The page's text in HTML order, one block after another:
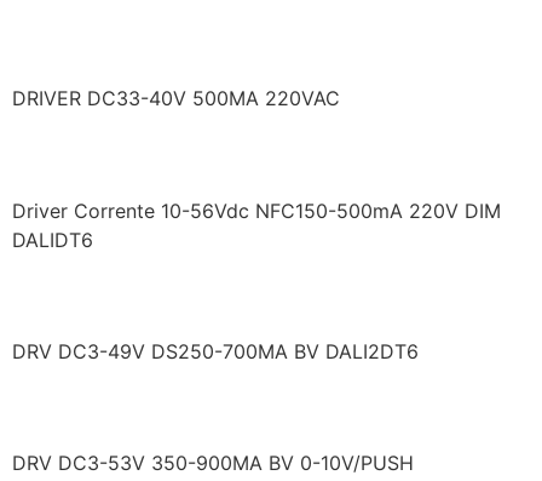
DRIVER DC33-40V 500MA 220VAC
Driver Corrente 10-56Vdc NFC150-500mA 220V DIM
DALIDT6
DRV DC3-49V DS250-700MA BV DALI2DT6
DRV DC3-53V 350-900MA BV 0-10V/PUSH